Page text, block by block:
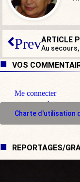
Prev
VOS
Me connecter
M'inscrire à l'espace
Charte d'utilisation
REPORTAGES/